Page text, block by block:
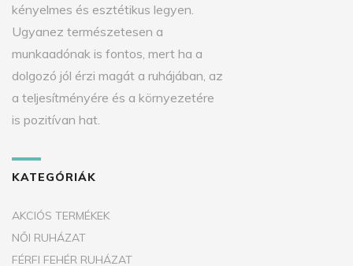
kényelmes és esztétikus legyen.
Ugyanez természetesen a
munkaadónak is fontos, mert ha a
dolgozó jól érzi magát a ruhájában, az
a teljesítményére és a környezetére
is pozitívan hat.
KATEGÓRIÁK
AKCIÓS TERMÉKEK
NŐI RUHÁZAT
FÉRFI FEHÉR RUHÁZAT